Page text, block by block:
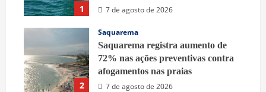
1
7 de agosto de 2026
2
Saquarema
Saquarema registra aumento de
72% nas ações preventivas contra
afogamentos nas praias
7 de agosto de 2026